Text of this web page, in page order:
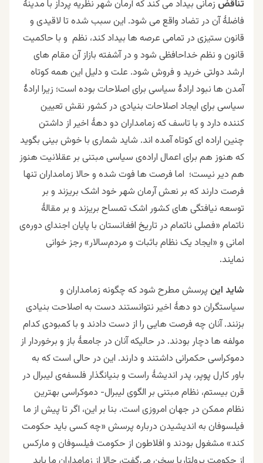
تناقض زمانی بیداد می کند که آرمان شهر نظریه پرداز با مدینۀ
فاضلۀ آن در تضاد واقع می شود. این سبب شده تا لاقیدی و
قانون ستیزی در تمامی عرصه ها بیداد کند، نظم و با حاکمیت
قانون و نظم خداحافظی شود و در آشفته بازاز آن مقام های
ارشد دولتی خرید و فروش شود. علت و دلیل این همه کوتاه
آمدن ها نبود ارادۀ سیاسی برای اصلاحات بوده است؛ زیرا ارادۀ
سیاسی برای ایجاد اصلاحات بنیادی در کشور نقش تعیین
کننده دارد و با تاسف که زمامداران دو دهۀ اخیر از داشتن
چنین اراده ای کوتاه آمده اند. شاید شماری با خوش بینی بگوید
که هنوز هم برای اعمال اراده‌ی سیاسی مبتنی بر عقلانیت هنوز
هم دیر نیست؛ اما فرصت ها فوت شده و حالا زمامداران تنها
فرصت دارند که بر نعش آرمان شهر خود اشک بریزند و بر
توسعه نیافتگی های کشور اشک تمساح بریزند و بر مقالۀ
ناتمام «فصلی ناتمام در تاریخ افغانستان با پایان اجندای دوره‌ی
امانی و «ایجاد یک نظام باثبات و مردم‌سالار» رجز خوانی
نمایند.
شاید این پرسش مطرح شود که چگونه زمامداران و
سیاستگران دو دهۀ اخیر نتوانستند دست به اصلاحت بنیادی
بزنند. آنان چه فرصت هایی را از دست دادند و با کمبودی کدام
مولفه ها دچار بودند. در حالیکه آنان در جامعۀ باز و برخوردار از
دموکراسی حکمرانی داشتند و دارند. این در حالی است که به
باور کارل پوپر، پدر اندیشۀ راست و بنیانگذار فلسفه‌ی لیبرال در
قرن بیستم، نظام مبتنی بر الگوی لیبرال- دموکراسی بهترین
نظام ممکن در جهان امروزی است. بنا بر این،‌ اگر تا پیش از ما
فیلسوفان به اندیشیدن درباره پرسش «چه کسی باید حکومت
کند» مشغول بودند و افلاطون از حکومت فیلسوفان و مارکس